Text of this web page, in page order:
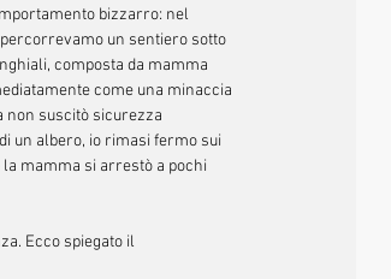
bizzarro: nel
un sentiero sotto
composta da mamma
come una minaccia
non suscitò sicurezza
un albero, io rimasi fermo sui
mamma si arrestò a pochi
Ecco spiegato il